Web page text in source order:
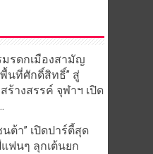
มรดกเมืองสามัญ
นที่ศักดิ์สิทธิ์” สู่
ร้างสรรค์ จุฬาฯ เปิด
นต้า” เปิดปาร์ตี้สุด
ฟนๆ ลุกเต้นยก